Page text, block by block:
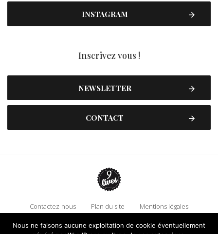
INSTAGRAM
Inscrivez vous !
NEWSLETTER
CONTACT
Contactez-nous Plan du site
Mentions légales
Politique de confidentialité
Adhérez à 9 Lives
Nous ne faisons aucune exploitation de cookie éventuellement